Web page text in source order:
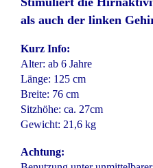
als auch der linken
Kurz Info:
Alter: ab 6 Jahre
Länge: 125 cm
Breite: 76 cm
Sitzhöhe: ca. 27cm
Gewicht: 21,6 kg
Achtung: